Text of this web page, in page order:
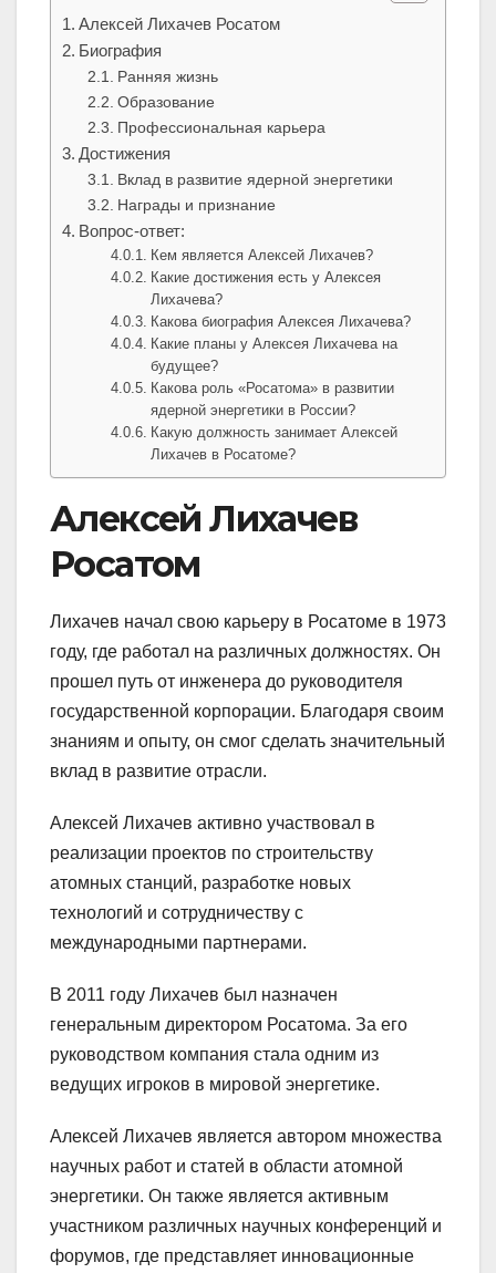
Алексей Лихачев Росатом
Биография
Ранняя жизнь
Образование
Профессиональная карьера
Достижения
Вклад в развитие ядерной энергетики
Награды и признание
Вопрос-ответ:
Кем является Алексей Лихачев?
Какие достижения есть у Алексея
Лихачева?
Какова биография Алексея Лихачева?
Какие планы у Алексея Лихачева на
будущее?
Какова роль «Росатома» в развитии
ядерной энергетики в России?
Какую должность занимает Алексей
Лихачев в Росатоме?
Алексей Лихачев
Росатом
Лихачев начал свою карьеру в Росатоме в 1973
году, где работал на различных должностях. Он
прошел путь от инженера до руководителя
государственной корпорации. Благодаря своим
знаниям и опыту, он смог сделать значительный
вклад в развитие отрасли.
Алексей Лихачев активно участвовал в
реализации проектов по строительству
атомных станций, разработке новых
технологий и сотрудничеству с
международными партнерами.
В 2011 году Лихачев был назначен
генеральным директором Росатома. За его
руководством компания стала одним из
ведущих игроков в мировой энергетике.
Алексей Лихачев является автором множества
научных работ и статей в области атомной
энергетики. Он также является активным
участником различных научных конференций и
форумов, где представляет инновационные